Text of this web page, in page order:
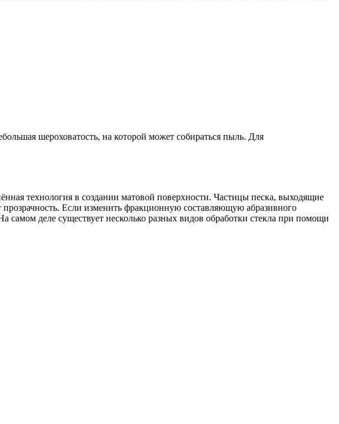
шероховатость, на которой может собираться пыль. Для
технология в создании матовой поверхности. Частицы песка, выходящие
Если изменить фракционную составляющую абразивного
самом деле существует несколько разных видов обработки стекла при помощи